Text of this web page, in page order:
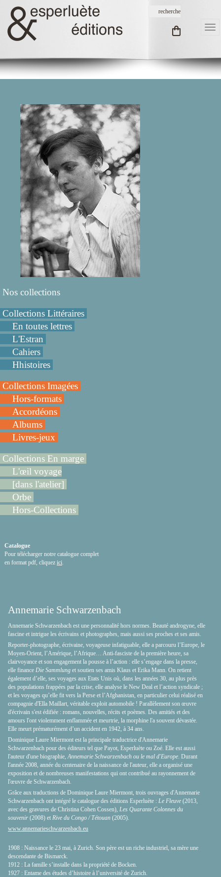
Nos collections
Collections Littéraires
En toutes lettres
L'Estran
Cahiers
Hhistoires
Collections Imagées
Hors-formats
Accordéons
Albums
Livres-jeux
Collections En marge
L'œil voyage
[dans l'atelier]
Orbe
Hors-Collections
Catalogue
Pour télécharger notre catalogue complet
en format pdf, cliquez ici
Annemarie Schwarzenbach
Annemarie Schwarzenbach est une personnalité hors normes. Beauté androgyne, elle
fascine et intrigue les écrivains et photographes, mais aussi ses proches et ses amis.
Reporter-photographe, écrivaine, voyageuse infatiguable, elle a parcouru l’Europe, le
Moyen-Orient, l’Amérique, l’Afrique… Anti-fasciste de la première heure, sa
clairvoyance et son engagement la pousse à l’action : elle s’engage dans la presse,
elle finance Die Sammlung et soutien ses amis Klaus et Erika Mann. On retient
également d’elle, ses voyages aux Etats Unis où, dans les années 30, au plus près
des populations frappées par la crise, elle analyse le New Deal et l’action syndicale ;
et les voyages qu’elle fit vers la Perse et l’Afghanistan, en particulier celui réalisé en
compagnie d'Ella Maillart, véritable exploit automobile ! Parallèlement son œuvre
d'écrivain s'est édifiée : romans, nouvelles, récits et poèmes. Des amitiés et des
amours l'ont violemment enflammée et meurtrie, la morphine l'a souvent dévastée.
Elle meurt prématurément d’un accident en 1942, à 34 ans.
Dominique Laure Miermont est la principale traductrice d'Annemarie
Schwarzenbach pour des éditeurs tel que Payot, Esperluète ou Zoé. Elle est aussi
l'auteur d'une biographie, Annemarie Schwarzenbach ou le mal d'Europe . Durant
l'année 2008, année du centenaire de la naissance de l'auteur, elle a organisé une
exposition et de nombreuses manifestations qui ont contribué au rayonnement de
l'œuvre de Schwarzenbach.
Grâce aux traductions de Dominique Laure Miermont, trois ouvrages d'Annemarie
Schwarzenbach ont intégré le catalogue des éditions Esperluète : Le Fleuve (2013,
avec des gravures de Christina Cohen Cossen), Les Quarante Colonnes du
souvenir (2008) et Rive du Congo / Tétouan (2005).
www.annemarieschwarzenbach.eu
1908 : Naissance le 23 mai, à Zurich. Son père est un riche industriel, sa mère une
descendante de Bismarck.
1912 : La famille s’installe dans la propriété de Bocken.
1927 : Entame des études d’histoire à l’université de Zurich.